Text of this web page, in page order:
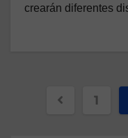
crearán diferentes
1